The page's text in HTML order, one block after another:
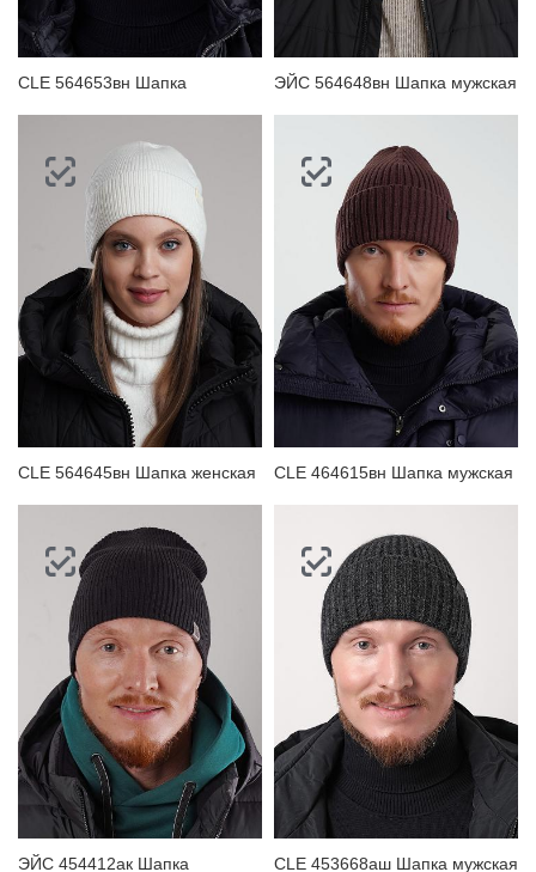
CLE 564653вн Шапка ЭЙС 564648вн Шапка мужская
CLE 564645вн Шапка женская CLE 464615вн Шапка мужская
ЭЙС 454412ак Шапка CLE 453668аш Шапка мужская